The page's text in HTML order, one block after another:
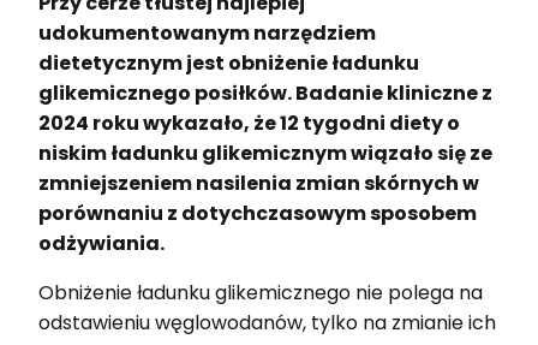
udokumentowanym narzędziem
dietetycznym jest obniżenie ładunku
glikemicznego posiłków. Badanie kliniczne z
2024 roku wykazało, że 12 tygodni diety o
niskim ładunku glikemicznym wiązało się ze
zmniejszeniem nasilenia zmian skórnych w
porównaniu z dotychczasowym sposobem
odżywiania.
Obniżenie ładunku glikemicznego nie polega na
odstawieniu węglowodanów, tylko na zmianie ich